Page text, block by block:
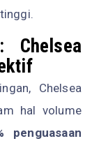
Chelsea
Chelsea
hal volume
penguasaan